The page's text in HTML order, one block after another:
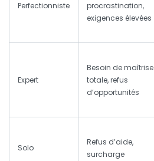
Perfectionniste
procrastination,
exigences élevées
Expert
Besoin de maîtrise
totale, refus
d’opportunités
Solo
Refus d’aide,
surcharge